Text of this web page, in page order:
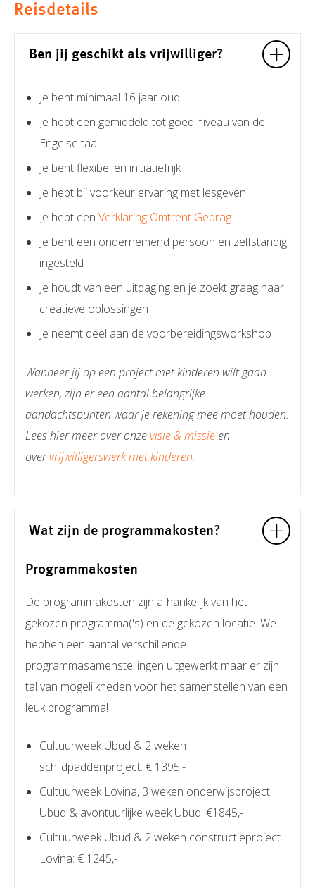
Reisdetails
Ben jij geschikt als vrijwilliger?
Je bent minimaal 16 jaar oud
Je hebt een gemiddeld tot goed niveau van de
Engelse taal
Je bent flexibel en initiatiefrijk
Je hebt bij voorkeur ervaring met lesgeven
Je hebt een Verklaring Omtrent Gedrag
Je bent een ondernemend persoon en zelfstandig
ingesteld
Je houdt van een uitdaging en je zoekt graag naar
creatieve oplossingen
Je neemt deel aan de voorbereidingsworkshop
Wanneer jij op een project met kinderen wilt gaan
werken, zijn er een aantal belangrijke
aandachtspunten waar je rekening mee moet houden.
Lees hier meer over onzevisie & missie en
overvrijwilligerswerk met kinderen.
Wat zijn de programmakosten?
Programmakosten
De programmakosten zijn afhankelijk van het
gekozen programma('s) en de gekozen locatie. We
hebben een aantal verschillende
programmasamenstellingen uitgewerkt maar er zijn
tal van mogelijkheden voor het samenstellen van een
leuk programma!
Cultuurweek Ubud & 2 weken
schildpaddenproject: € 1395,-
Cultuurweek Lovina, 3 weken onderwijsproject
Ubud & avontuurlijke week Ubud: €1845,-
Cultuurweek Ubud & 2 weken constructieproject
Lovina: € 1245,-